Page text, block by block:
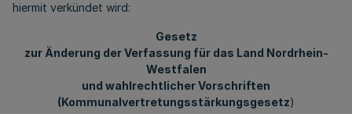
hiermit verkündet wird:
Gesetz
zur Änderung der Verfassung für das Land Nordrhein-
Westfalen
und wahlrechtlicher Vorschriften
(Kommunalvertretungsstärkungsgesetz)